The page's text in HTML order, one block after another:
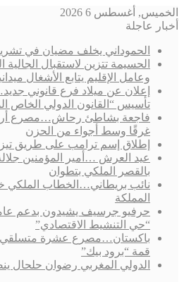
الخميس, أغسطس 6 2026
أخبار عاجلة
الحموداني يخلف مضيان في
الحسيمة تتزين لاستقبال الجالية
وعامل الإقليم يتابع الأشغال
إعلان عن ميلاد فرع قانوني
تأسيس “القانون الدولي الخاص
فاجعة بشاطئ رحاش…مصرع
غرقًا وسط أجواء من الحزن
إطلاق إسم ترامب على طريق
عيد العرش …أمير المؤمنين
بالقصر الملكي بتطوان
نائب بريطاني…الخطاب الملكي
المملكة
حرفيو جرسيف يشيدون بدعم
“حي التنشيط الاقتصادي”
باكستان…مصرع عشرة متسلقي
قمة “برود بيك”
الدولي المغربي رضوان حلحال